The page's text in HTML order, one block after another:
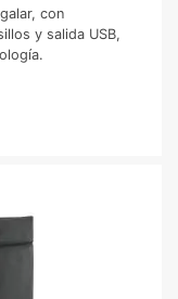
con
y salida USB,